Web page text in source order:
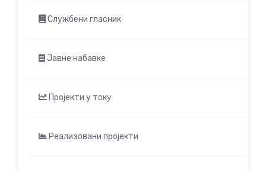
Службени гласник
Јавне набавке
Пројекти у току
Реализовани пројекти